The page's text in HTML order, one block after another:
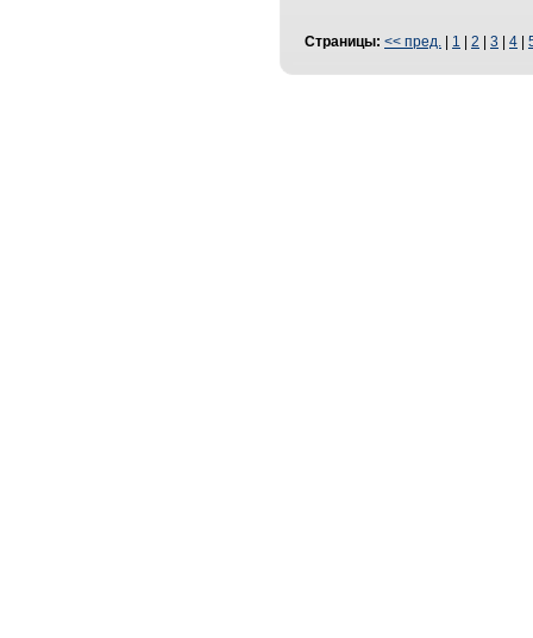
Страницы: << пред. 1 2 3 4